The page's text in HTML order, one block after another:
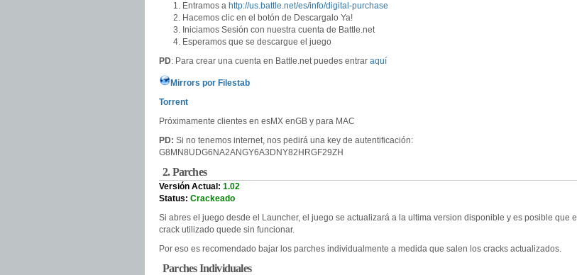
Entramos a http://us.battle.net/es/info/digital-purchase
Hacemos clic en el botón de Descargalo Ya!
Iniciamos Sesión con nuestra cuenta de Battle.net
Esperamos que se descargue el juego
PD: Para crear una cuenta en Battle.net puedes entrar aquí
Mirrors por Filestab
Torrent
Próximamente clientes en esMX enGB y para MAC
PD: Si no tenemos internet, nos pedirá una key de autentificación:
G8MN8UDG6NA2ANGY6A3DNY82HRGF29ZH
2. Parches
Versión Actual: 1.02
Status: Crackeado
Si abres el juego desde el Launcher, el juego se actualizará a la ultima version disponible y es posible que el
crack utilizado quede sin funcionar.
Por eso es recomendado bajar los parches individualmente a medida que salen los cracks actualizados.
Parches Individuales